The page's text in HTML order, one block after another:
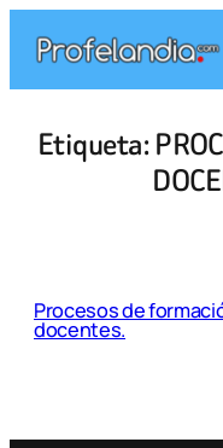
contenido
Etiqueta:
Procesos de
docentes.